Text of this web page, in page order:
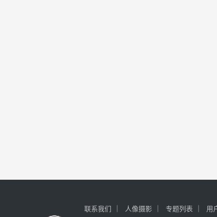
联系我们 人像摄影 专题列表 用